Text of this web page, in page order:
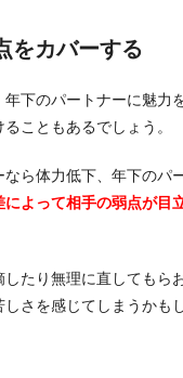
をカバーする
下のパートナーに魅力
こともあるでしょう。
ら体力低下、年下のパ
によって相手の弱点が目
したり無理に直してもら
さを感じてしまうかも